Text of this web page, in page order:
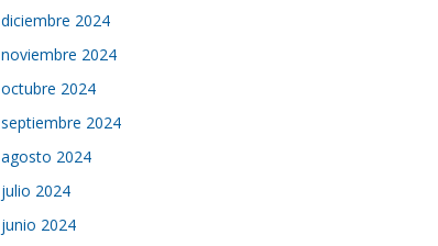
diciembre 2024
noviembre 2024
octubre 2024
septiembre 2024
agosto 2024
julio 2024
junio 2024